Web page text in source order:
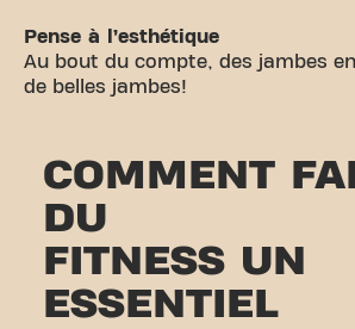
Pense à l’esthétique
Au bout du compte, des jambes
de belles jambes!
COMMENT
DU
FITNESS UN
ESSENTIEL